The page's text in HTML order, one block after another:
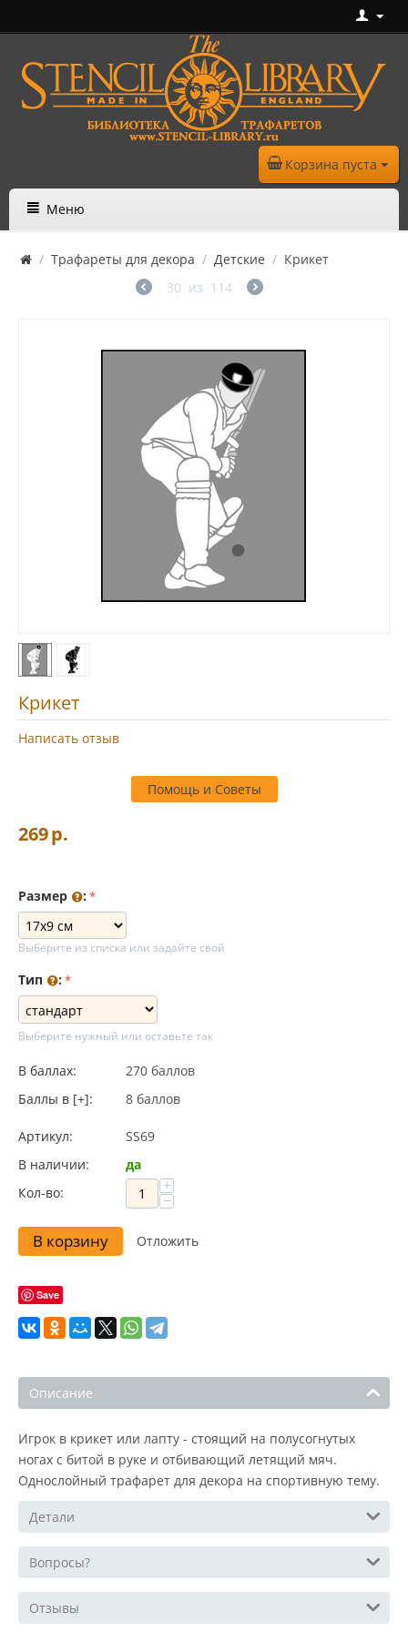
Корзина пуста
Меню
/ Трафареты для декора / Детские / Крикет
30 из 114
Крикет
Написать отзыв
Помощь и Советы
269р.
Размер :
Выберите из списка или задайте свой
Тип :
Выберите нужный или оставьте так
В баллах:
270 баллов
Баллы в [+]:
8 баллов
Артикул:
SS69
В наличии:
да
Кол-во:
+
−
В корзину Отложить
Save
Описание
Игрок в крикет или лапту - стоящий на полусогнутых
ногах с битой в руке и отбивающий летящий мяч.
Однослойный трафарет для декора на спортивную тему.
Детали
Вопросы?
Отзывы